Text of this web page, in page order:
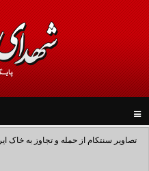
navigation
تصاویر سنتکام از حمله و تجاوز به خاک